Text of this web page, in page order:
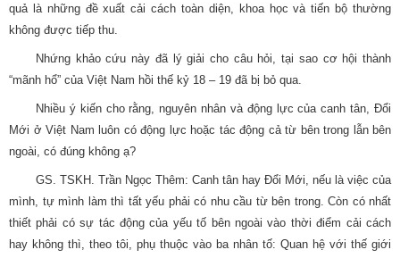
quả là những đề xuất cải cách toàn diện, khoa học và tiến bộ thường
không được tiếp thu.
Nhứng khảo cứu này đã lý giải cho câu hỏi, tại sao cơ hội thành
“mãnh hổ” của Việt Nam hồi thế kỷ 18 – 19 đã bị bỏ qua.
Nhiều ý kiến cho rằng, nguyên nhân và động lực của canh tân, Đổi
Mới ở Việt Nam luôn có động lực hoặc tác động cả từ bên trong lẫn bên
ngoài, có đúng không ạ?
GS. TSKH. Trần Ngọc Thêm: Canh tân hay Đổi Mới, nếu là việc của
mình, tự mình làm thì tất yếu phải có nhu cầu từ bên trong. Còn có nhất
thiết phải có sự tác động của yếu tố bên ngoài vào thời điểm cải cách
hay không thì, theo tôi, phụ thuộc vào ba nhân tố: Quan hệ với thế giới